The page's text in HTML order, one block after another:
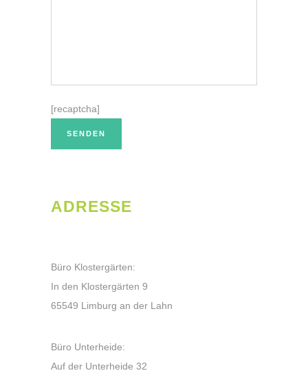
[recaptcha]
ADRESSE
Büro Klostergärten:
In den Klostergärten 9
65549 Limburg an der Lahn
Büro Unterheide:
Auf der Unterheide 32